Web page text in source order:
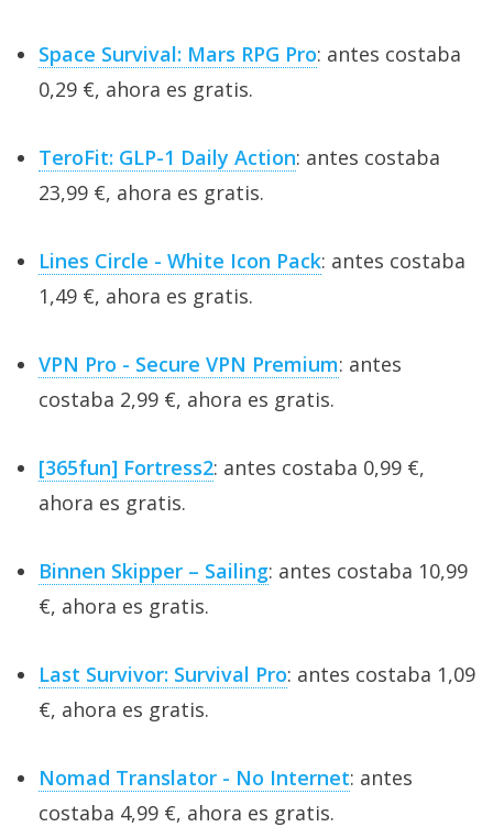
Space Survival: Mars RPG Pro: antes costaba
0,29 €, ahora es gratis.
TeroFit: GLP-1 Daily Action: antes costaba
23,99 €, ahora es gratis.
Lines Circle - White Icon Pack: antes costaba
1,49 €, ahora es gratis.
VPN Pro - Secure VPN Premium: antes
costaba 2,99 €, ahora es gratis.
[365fun] Fortress2: antes costaba 0,99 €,
ahora es gratis.
Binnen Skipper – Sailing: antes costaba 10,99
€, ahora es gratis.
Last Survivor: Survival Pro: antes costaba 1,09
€, ahora es gratis.
Nomad Translator - No Internet: antes
costaba 4,99 €, ahora es gratis.